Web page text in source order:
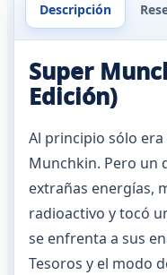
Descripción
Super
Edición)
Al principio sólo
Munchkin. Pero un
extrañas energías,
radioactivo y tocó
se enfrenta a sus
Tesoros y el modo